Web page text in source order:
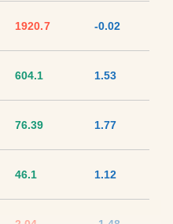
1920.7 -0.02
604.1 1.53
76.39 1.77
46.1 1.12